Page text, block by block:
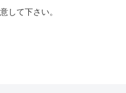
して下さい。